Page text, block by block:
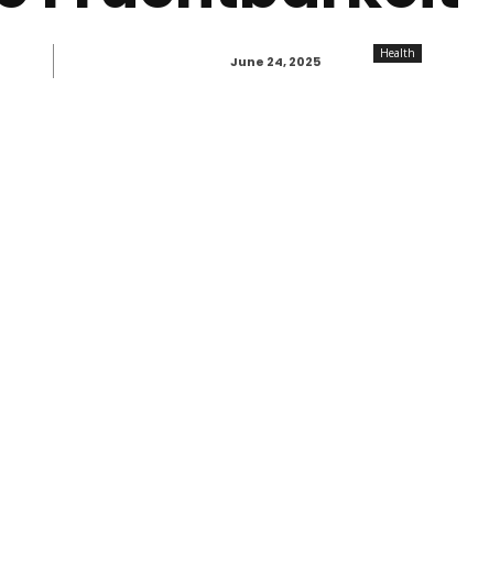
June 24, 2025 Health